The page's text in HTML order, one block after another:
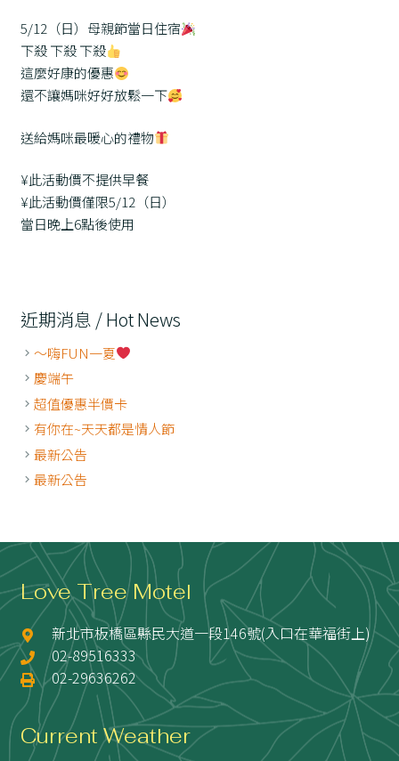
5/12（日）母親節當日住宿
下殺 下殺 下殺
這麼好康的優惠
還不讓媽咪好好放鬆一下
送給媽咪最暖心的禮物
¥此活動價不提供早餐
¥此活動價僅限5/12（日）
當日晚上6點後使用
近期消息 / Hot News
～嗨FUN一夏
慶端午
超值優惠半價卡
有你在~天天都是情人節
最新公告
最新公告
Love Tree Motel
新北市板橋區縣民大道一段146號(入口在華福街上)
02-89516333
02-29636262
Current Weather